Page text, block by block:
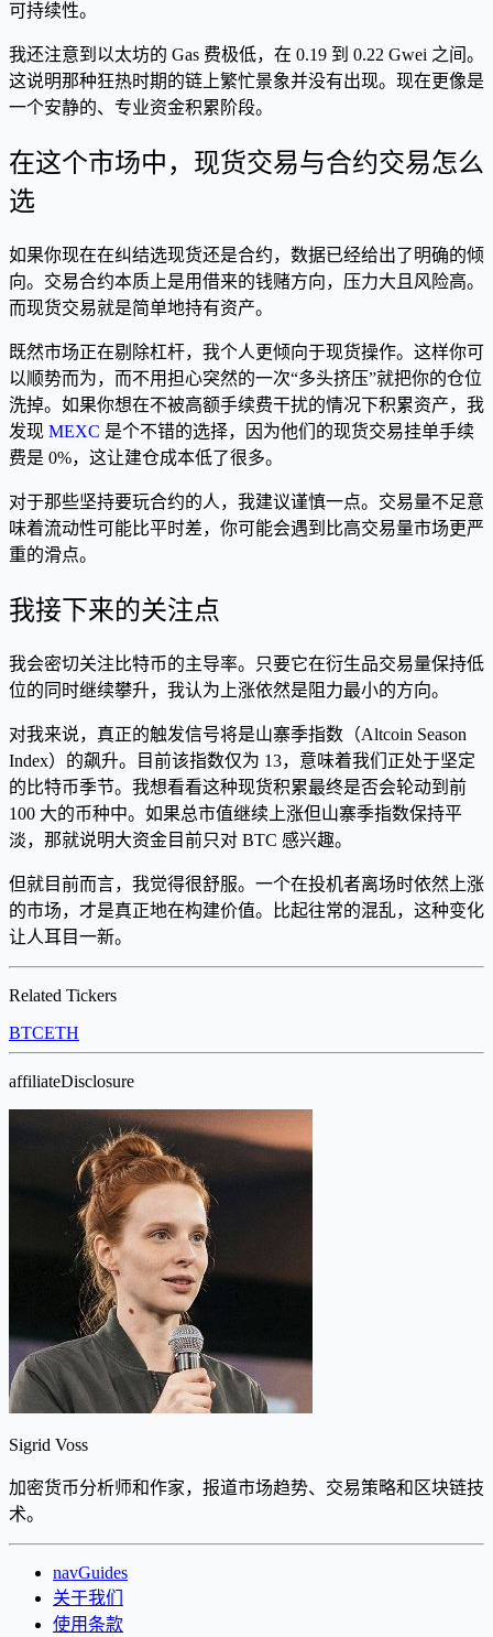
可持续性。
我还注意到以太坊的 Gas 费极低，在 0.19 到 0.22 Gwei 之间。
这说明那种狂热时期的链上繁忙景象并没有出现。现在更像是
一个安静的、专业资金积累阶段。
在这个市场中，现货交易与合约交易怎么
选
如果你现在在纠结选现货还是合约，数据已经给出了明确的倾
向。交易合约本质上是用借来的钱赌方向，压力大且风险高。
而现货交易就是简单地持有资产。
既然市场正在剔除杠杆，我个人更倾向于现货操作。这样你可
以顺势而为，而不用担心突然的一次“多头挤压”就把你的仓位
洗掉。如果你想在不被高额手续费干扰的情况下积累资产，我
发现 MEXC 是个不错的选择，因为他们的现货交易挂单手续
费是 0%，这让建仓成本低了很多。
对于那些坚持要玩合约的人，我建议谨慎一点。交易量不足意
味着流动性可能比平时差，你可能会遇到比高交易量市场更严
重的滑点。
我接下来的关注点
我会密切关注比特币的主导率。只要它在衍生品交易量保持低
位的同时继续攀升，我认为上涨依然是阻力最小的方向。
对我来说，真正的触发信号将是山寨季指数（Altcoin Season
Index）的飙升。目前该指数仅为 13，意味着我们正处于坚定
的比特币季节。我想看看这种现货积累最终是否会轮动到前
100 大的币种中。如果总市值继续上涨但山寨季指数保持平
淡，那就说明大资金目前只对 BTC 感兴趣。
但就目前而言，我觉得很舒服。一个在投机者离场时依然上涨
的市场，才是真正地在构建价值。比起往常的混乱，这种变化
让人耳目一新。
Related Tickers
BTCETH
affiliateDisclosure
Sigrid Voss
加密货币分析师和作家，报道市场趋势、交易策略和区块链技
术。
navGuides
关于我们
使用条款